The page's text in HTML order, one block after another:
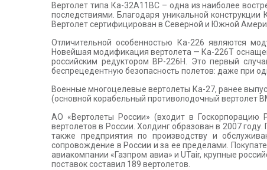
Вертолет типа Ка-32А11ВС – одна из наиболее
последствиями. Благодаря уникальной
Вертолет сертифицирован в Северной и Южной
Отличительной особенностью Ка-226 являются
Новейшая модификация вертолета — Ка-226Т
российским редуктором ВР-226Н. Это первый
беспрецедентную безопасность полетов: даже при
Военные многоцелевые вертолеты Ка-27, ранее
(основной корабельный противолодочный вертолет
АО «Вертолеты России» (входит в Госкорпорацию
вертолетов в России. Холдинг образован в 2007
также предприятия по производству и
сопровождение в России и за ее пределами.
авиакомпании «Газпром авиа» и UTair, крупные
поставок составил 189 вертолетов.